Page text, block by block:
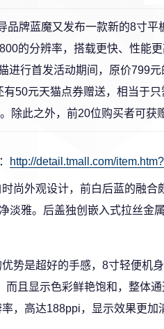
品牌蓝魔又发布一款新的8寸平
的分辨率，搭载更快、性能
进行首发活动期间，原价799
50元天猫点券赠送，相当于
除此之外，前20位购买者可获
http://detail.tmall.com/
尚外观设计，前白后蓝的融
淡雅。后盖独创嵌入式拉丝金
势是超好的手感，8寸轻便机
而且显示色彩鲜艳饱和，整体
，高达188ppi，显示效果更加